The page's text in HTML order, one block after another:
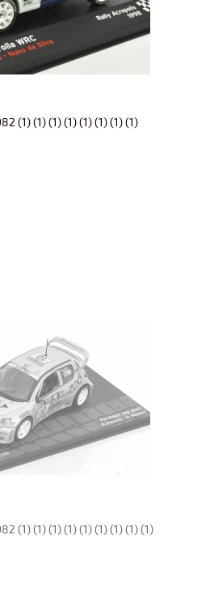
(1) (1) (1) (1) (1) (1) (1) (1)
(1) (1) (1) (1) (1) (1) (1) (1) (1)